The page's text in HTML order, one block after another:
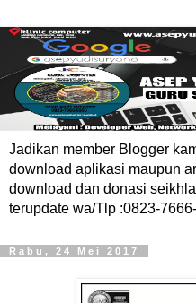
Jadikan member Blogger
download aplikasi maupun
download dan donasi
terupdate wa/Tlp :0823-
Rabu, 24 Mei 2017